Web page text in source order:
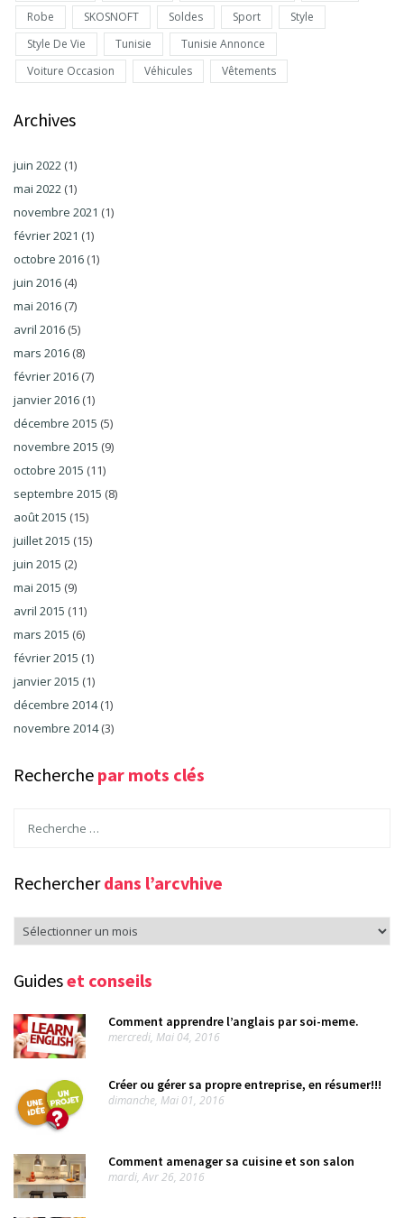
Robe
SKOSNOFT Soldes Sport
Style
Style De Vie
Tunisie
Tunisie Annonce
Voiture Occasion
Véhicules Vêtements
Archives
juin 2022 (1)
mai 2022 (1)
novembre 2021 (1)
février 2021 (1)
octobre 2016 (1)
juin 2016 (4)
mai 2016 (7)
avril 2016 (5)
mars 2016 (8)
février 2016 (7)
janvier 2016 (1)
décembre 2015 (5)
novembre 2015 (9)
octobre 2015 (11)
septembre 2015 (8)
août 2015 (15)
juillet 2015 (15)
juin 2015 (2)
mai 2015 (9)
avril 2015 (11)
mars 2015 (6)
février 2015 (1)
janvier 2015 (1)
décembre 2014(1)
novembre 2014(3)
Recherche par mots clés
Rechercherdans l’arcvhive
Rechercher
dans
Guideset conseils
Comment apprendre l’anglais par soi-meme.
mercredi, Mai 04, 2016
Créer ou gérer sa propre entreprise, en résumer!!!
dimanche, Mai 01, 2016
Comment amenager sa cuisine et son salon
mardi, Avr 26, 2016